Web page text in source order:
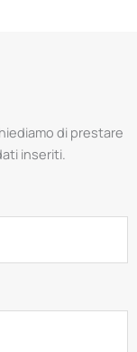
di prestare
inseriti.